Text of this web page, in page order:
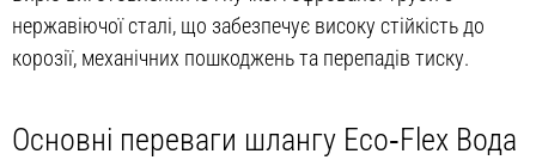
нержавіючої сталі, що забезпечує високу стійкість до
корозії, механічних пошкоджень та перепадів тиску.
Основні переваги шлангу Eco‑Flex Вода